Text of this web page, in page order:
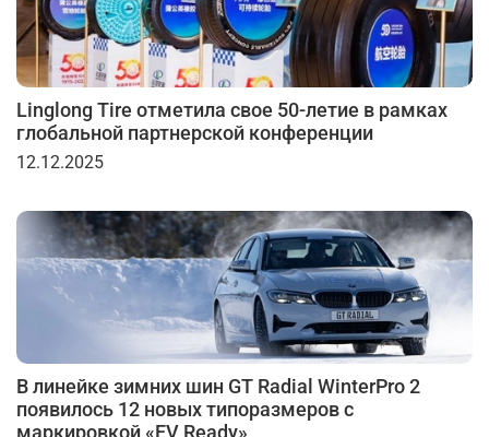
Linglong Tire отметила свое 50-летие в рамках
глобальной партнерской конференции
12.12.2025
В линейке зимних шин GT Radial WinterPro 2
появилось 12 новых типоразмеров с
маркировкой «EV Ready»